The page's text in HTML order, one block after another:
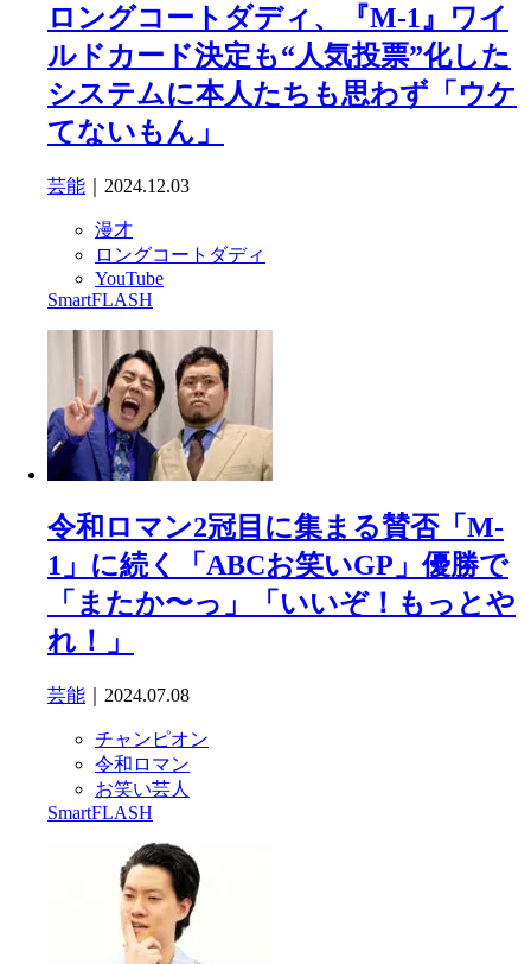
ロングコートダディ、『M-1』ワイ
ルドカード決定も“人気投票”化した
システムに本人たちも思わず「ウケ
てないもん」
芸能 ｜2024.12.03
漫才
ロングコートダディ
YouTube
SmartFLASH
令和ロマン2冠目に集まる賛否「M-
1」に続く「ABCお笑いGP」優勝で
「またか〜っ」「いいぞ！もっとや
れ！」
芸能 ｜2024.07.08
チャンピオン
令和ロマン
お笑い芸人
SmartFLASH